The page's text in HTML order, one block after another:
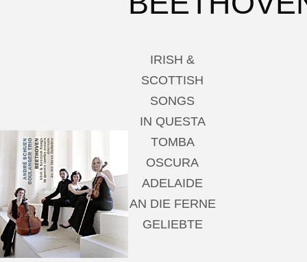
IRISH &
SCOTTISH
SONGS
IN QUESTA
TOMBA
OSCURA
ADELAIDE
AN DIE FERNE
GELIEBTE